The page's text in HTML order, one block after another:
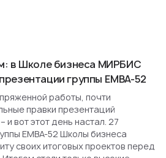
в Школе бизнеса МИРБИС
группы EMBA-52
работы, почти
правки презентаций
и вот этот день настал. 27
EMBA-52 Школы бизнеса
своих итоговых проектов перед